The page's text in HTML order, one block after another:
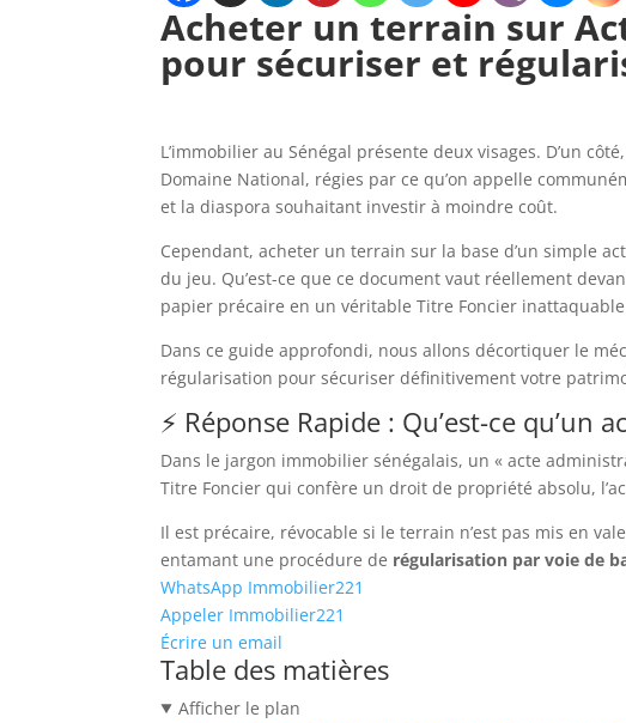
Acheter un terrain sur
pour sécuriser et
L’immobilier au Sénégal présente deux visages. D’un
Domaine National, régies par ce qu’on appelle
et la diaspora souhaitant investir à moindre coût.
Cependant, acheter un terrain sur la base d’un simple
du jeu. Qu’est-ce que ce document vaut réellement
papier précaire en un véritable Titre Foncier inattaquable
Dans ce guide approfondi, nous allons décortiquer le
régularisation pour sécuriser définitivement votre
⚡ Réponse Rapide : Qu’est-ce qu’un
Dans le jargon immobilier sénégalais, un « acte
Titre Foncier qui confère un droit de propriété absolu,
Il est précaire, révocable si le terrain n’est pas mis en
entamant une procédure de régularisation par voie de
WhatsApp Immobilier221
Appeler Immobilier221
Écrire un email
Table des matières
Afficher le plan